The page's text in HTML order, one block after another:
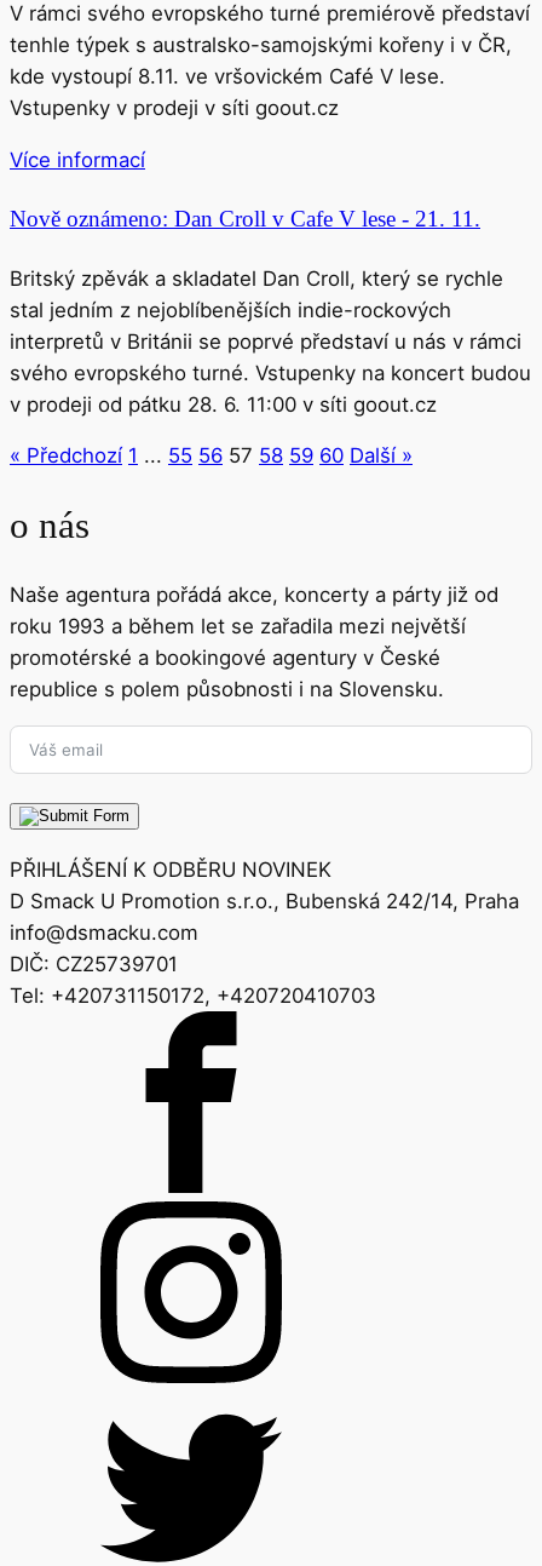
V rámci svého evropského turné premiérově představí
tenhle týpek s australsko-samojskými kořeny i v ČR,
kde vystoupí 8.11. ve vršovickém Café V lese.
Vstupenky v prodeji v síti goout.cz
Více informací
Nově oznámeno: Dan Croll v Cafe V lese - 21. 11.
Britský zpěvák a skladatel Dan Croll, který se rychle
stal jedním z nejoblíbenějších indie-rockových
interpretů v Británii se poprvé představí u nás v rámci
svého evropského turné. Vstupenky na koncert budou
v prodeji od pátku 28. 6. 11:00 v síti goout.cz
« Předchozí 1 ... 55 56 57 58 59 60 Další »
o nás
Naše agentura pořádá akce, koncerty a párty již od
roku 1993 a během let se zařadila mezi největší
promotérské a bookingové agentury v České
republice s polem působnosti i na Slovensku.
PŘIHLÁŠENÍ K ODBĚRU NOVINEK
D Smack U Promotion s.r.o., Bubenská 242/14, Praha
info@dsmacku.com
DIČ: CZ25739701
Tel: +420731150172, +420720410703